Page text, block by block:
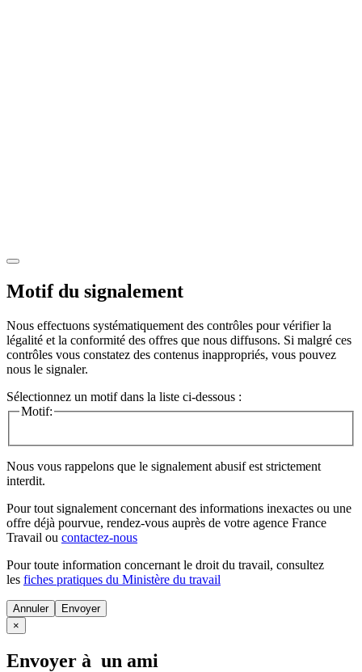
Motif du signalement
Nous effectuons systématiquement des contrôles pour vérifier la
légalité et la conformité des offres que nous diffusons. Si malgré ces
contrôles vous constatez des contenus inappropriés, vous pouvez
nous le signaler.
Sélectionnez un motif dans la liste ci-dessous :
Motif:
Nous vous rappelons que le signalement abusif est strictement
interdit.
Pour tout signalement concernant des informations inexactes ou une
offre déjà pourvue, rendez-vous auprès de votre agence France
Travail ou contactez-nous
Pour toute information concernant le droit du travail, consultez
les fiches pratiques du Ministère du travail
Annuler
×
Envoyer à un ami